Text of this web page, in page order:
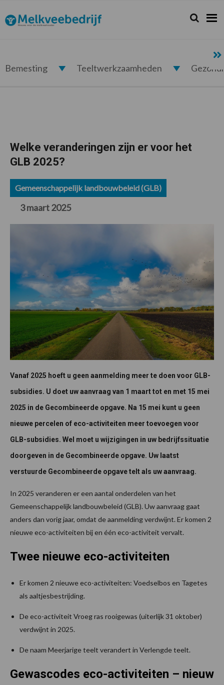
de
hoofdnavigatie
de
hoofd
de
eerste
de
voettekst
Melkveebedrijf.nl Zoeken...
Zoek
Bemesting Teeltwerkzaamheden
Welke veranderingen zijn er voor het
GLB 2025?
Gemeenschappelijk landbouwbeleid (GLB)
3 maart 2025
Vanaf 2025 hoeft u geen aanmelding meer te doen voor GLB-
subsidies. U doet uw aanvraag van 1 maart tot en met 15 mei
2025 in de Gecombineerde opgave. Na 15 mei kunt u geen
nieuwe percelen of eco-activiteiten meer toevoegen voor
GLB-subsidies. Wel moet u wijzigingen in uw bedrijfssituatie
doorgeven in de Gecombineerde opgave. Uw laatst
verstuurde Gecombineerde opgave telt als uw aanvraag.
In 2025 veranderen er een aantal onderdelen van het
Gemeenschappelijk landbouwbeleid (GLB). Uw aanvraag gaat
anders dan vorig jaar, omdat de aanmelding verdwijnt. Er komen 2
nieuwe eco-activiteiten bij en één eco-activiteit vervalt.
Twee nieuwe eco-activiteiten
Er komen 2 nieuwe eco-activiteiten: Voedselbos en Tagetes
als aaltjesbestrijding.
De eco-activiteit Vroeg ras rooigewas (uiterlijk 31 oktober)
verdwijnt in 2025.
De naam Meerjarige teelt verandert in Verlengde teelt.
Gewascodes eco-activiteiten – nieuw